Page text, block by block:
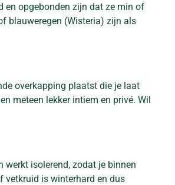
en opgebonden zijn dat ze min of
blauweregen (Wisteria) zijn als
overkapping plaatst die je laat
meteen lekker intiem en privé. Wil
werkt isolerend, zodat je binnen
vetkruid is winterhard en dus